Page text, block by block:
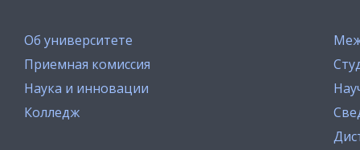
Об университете
Приемная комиссия
Наука и инновации
Колледж